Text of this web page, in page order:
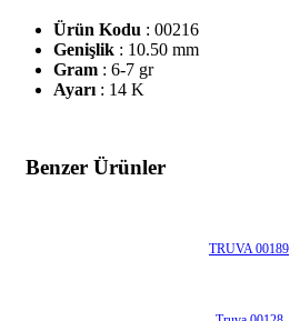
Ürün Kodu : 00216
Genişlik : 10.50 mm
Gram : 6-7 gr
Ayarı : 14 K
Benzer Ürünler
TRUVA 00189